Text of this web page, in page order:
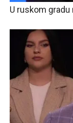
U ruskom gradu